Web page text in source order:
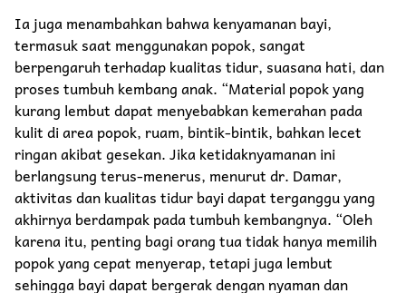
Ia juga menambahkan bahwa kenyamanan bayi,
termasuk saat menggunakan popok, sangat
berpengaruh terhadap kualitas tidur, suasana hati, dan
proses tumbuh kembang anak. “Material popok yang
kurang lembut dapat menyebabkan kemerahan pada
kulit di area popok, ruam, bintik-bintik, bahkan lecet
ringan akibat gesekan. Jika ketidaknyamanan ini
berlangsung terus-menerus, menurut dr. Damar,
aktivitas dan kualitas tidur bayi dapat terganggu yang
akhirnya berdampak pada tumbuh kembangnya. “Oleh
karena itu, penting bagi orang tua tidak hanya memilih
popok yang cepat menyerap, tetapi juga lembut
sehingga bayi dapat bergerak dengan nyaman dan